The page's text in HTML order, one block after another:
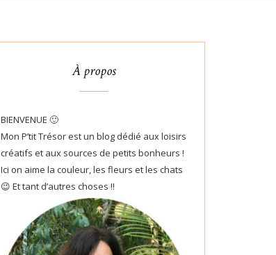
À propos
BIENVENUE 🙂
Mon P’tit Trésor est un blog dédié aux loisirs
créatifs et aux sources de petits bonheurs !
Ici on aime la couleur, les fleurs et les chats
😉 Et tant d’autres choses !!